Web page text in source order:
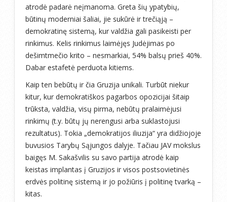
atrodė padarė neįmanoma. Greta šių ypatybių,
būtinų moderniai šaliai, jie sukūrė ir trečiąją –
demokratinę sistemą, kur valdžia gali pasikeisti per
rinkimus. Kelis rinkimus laimėjęs Judėjimas po
dešimtmečio krito – nesmarkiai, 54% balsų prieš 40%.
Dabar estafetė perduota kitiems.
Kaip ten bebūtų ir čia Gruzija unikali. Turbūt niekur
kitur, kur demokratiškos pagarbos opozicijai šitaip
trūksta, valdžia, visų pirma, nebūtų pralaimėjusi
rinkimų (t.y. būtų jų nerengusi arba suklastojusi
rezultatus). Tokia „demokratijos iliuzija“ yra didžiojoje
buvusios Tarybų Sąjungos dalyje. Tačiau JAV mokslus
baigęs M. Sakašvilis su savo partija atrodė kaip
keistas implantas į Gruzijos ir visos postsovietinės
erdvės politinę sistemą ir jo požiūris į politinę tvarką –
kitas.